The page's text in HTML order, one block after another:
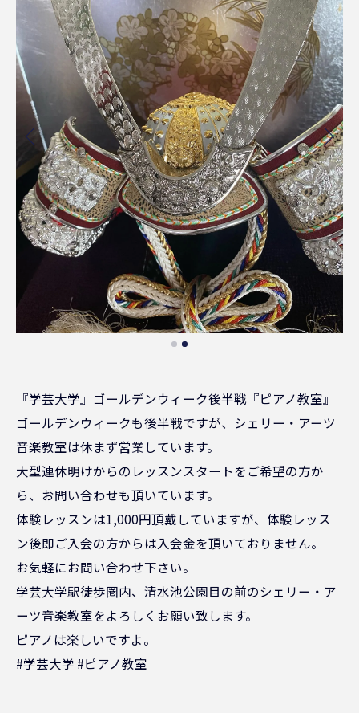
『学芸大学』ゴールデンウィーク後半戦『ピアノ教室』
ゴールデンウィークも後半戦ですが、シェリー・アーツ
音楽教室は休まず営業しています。
大型連休明けからのレッスンスタートをご希望の方か
ら、お問い合わせも頂いています。
体験レッスンは1,000円頂戴していますが、体験レッス
ン後即ご入会の方からは入会金を頂いておりません。
お気軽にお問い合わせ下さい。
学芸大学駅徒歩圏内、清水池公園目の前のシェリー・ア
ーツ音楽教室をよろしくお願い致します。
ピアノは楽しいですよ。
#学芸大学 #ピアノ教室